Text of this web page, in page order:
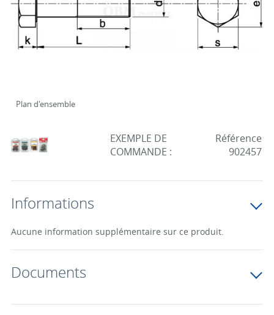
Plan d'ensemble
EXEMPLE DE
COMMANDE :
Référence
902457
Informations
Aucune information supplémentaire sur ce produit.
Documents